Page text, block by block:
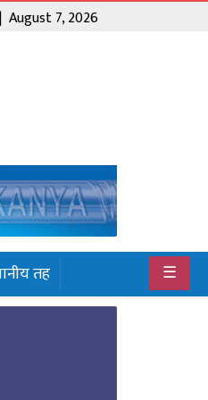
| August 7, 2026
☰
तह